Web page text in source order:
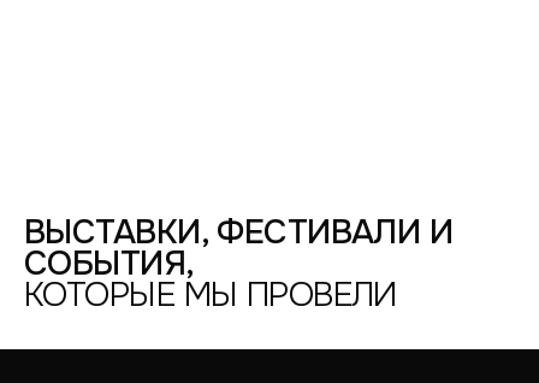
ВЫСТАВКИ, ФЕСТИВАЛИ И
СОБЫТИЯ,
КОТОРЫЕ МЫ ПРОВЕЛИ
/
ПРОСТРАНСТВО
"ФЛИГЕЛЬ"
—
2016
АДМИРАЛТЕЙСКОГО
КАНАЛА,
2
—
2024